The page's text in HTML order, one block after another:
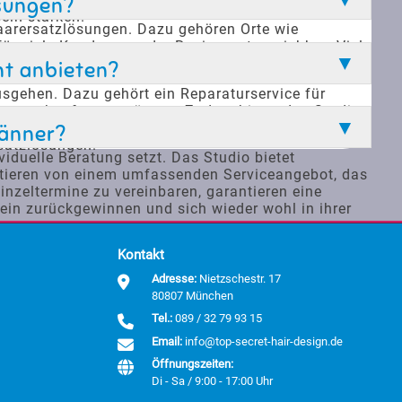
stärken.
Dazu gehören Orte wie
viele Kunden aus der Region gut erreichbar. Viele
aufzufallen. Die hohe Qualität der
anbieten?
Dazu gehört ein Reparaturservice für
kaufen zu müssen. Zudem bietet das Studio
aus hochwertigen Produkten, umfassender
Beratung setzt. Das Studio bietet
von einem umfassenden Serviceangebot, das
zu vereinbaren, garantieren eine
zurückgewinnen und sich wieder wohl in ihrer
Kontakt
Adresse: Nietzschestr. 17
80807 München
Tel.: 089 / 32 79 93 15
Email: info@top-secret-hair-design.de
Öffnungszeiten:
Di - Sa / 9:00 - 17:00 Uhr